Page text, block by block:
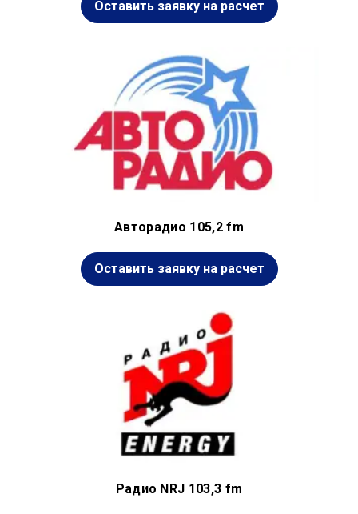
Оставить заявку на расчет
Авторадио 105,2 fm
Оставить заявку на расчет
Радио NRJ 103,3 fm